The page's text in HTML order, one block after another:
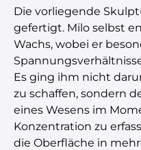
Die vorliegende
gefertigt. Milo selbst
Wachs, wobei er
Es ging ihm nicht
zu schaffen, sondern
eines Wesens im
Konzentration zu
die Oberfläche in